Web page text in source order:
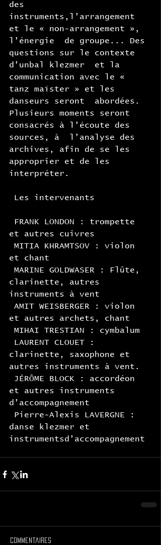
des
instruments,l’arrangement
et le « non-arrangement »,
l’énergie  de groupe... Des
questions sur le contexte
d’unbal klezmer  et la
communication avec le «
tanz maïster » et les
danseurs seront  abordées.
Plusieurs moments seront
consacrés à l’écoute des
sources, à  l’analyse des
archives, afin de se les
approprier et de les
interpréter.
Les intervenants
et autres cuivres
et chant
clarinette, autres
instruments à vent
et autres archets, chant
MIHAI TRESTIAN : cymbalum
clarinette, saxophone et
autres instruments à vent.
et autres instruments
d’accompagnement
danse klezmer et
instrumentsd’accompagnement
Commentaires